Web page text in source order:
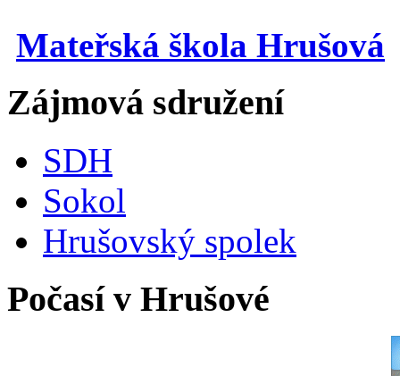
Mateřská škola Hrušová
Zájmová sdružení
SDH
Sokol
Hrušovský spolek
Počasí v Hrušové